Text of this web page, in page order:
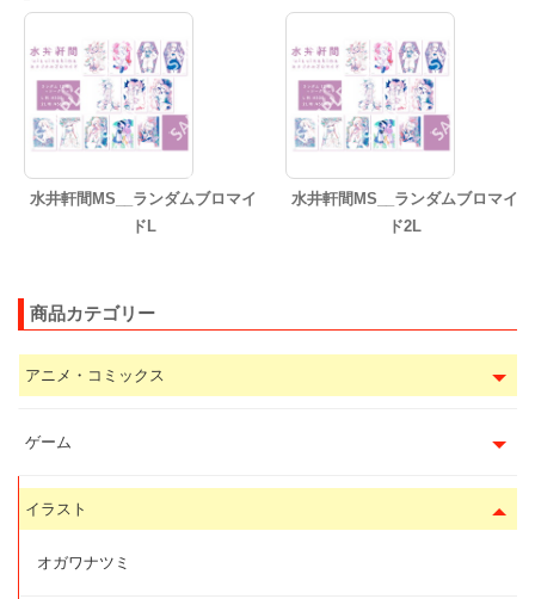
水井軒間MS__ランダムブロマイ
ドL
水井軒間MS__ランダムブロマイ
ド2L
商品カテゴリー
アニメ・コミックス
ゲーム
イラスト
オガワナツミ